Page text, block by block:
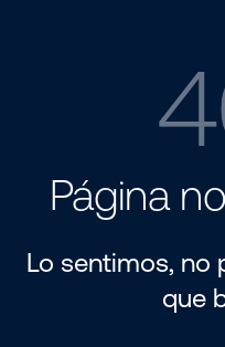
Página
Lo sentimos, no
que